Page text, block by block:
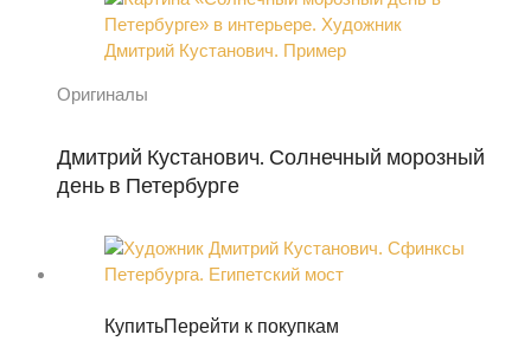
Оригиналы
Дмитрий Кустанович. Солнечный морозный
день в Петербурге
КупитьПерейти к покупкам